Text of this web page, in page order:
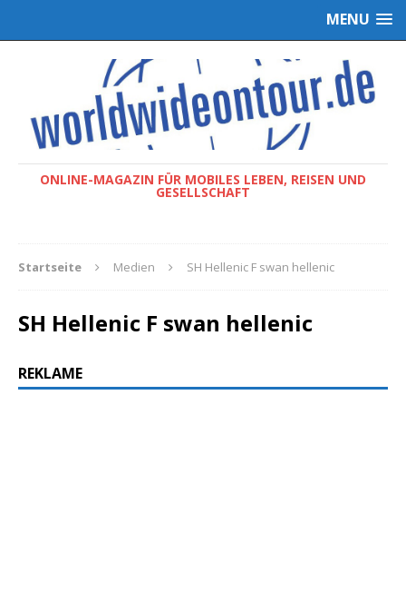
MENU
ONLINE-MAGAZIN FÜR MOBILES LEBEN, REISEN UND
GESELLSCHAFT
Startseite Medien SH Hellenic F swan hellenic
SH Hellenic F swan hellenic
REKLAME